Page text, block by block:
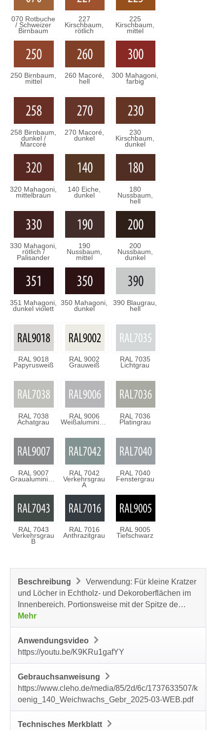
070 Rotbuche
/ Schweizer
Birnbaum
227
Kirschbaum,
rötlich
225
Kirschbaum,
mittel
250 Birnbaum,
mittel
260 Macoré,
hell
300 Mahagoni,
farbig
258 Birnbaum,
dunkel /
Marcoré
270 Macoré,
dunkel
230
Kirschbaum,
dunkel
320 Mahagoni,
mittelbraun
140 Eiche,
dunkel
180
Nussbaum,
hell
330 Mahagoni,
rötlich /
Palisander
190
Nussbaum,
mittel
200
Nussbaum,
dunkel
351 Mahagoni,
dunkel violett
350 Mahagoni,
dunkel
390 Blaugrau,
hell
RAL 9018
Papyrusweiß
RAL 9002
Grauweiß
RAL 7035
Lichtgrau
RAL 7038
Achatgrau
RAL 9006 RAL 7036
Platingrau
RAL 9007 RAL 7042
Verkehrsgrau
A
RAL 7040
Fenstergrau
RAL 7043
Verkehrsgrau
B
RAL 7016
Anthrazitgrau
RAL 9005
Tiefschwarz
Beschreibung
Verwendung: Für kleine Kratzer
und Löcher in Echtholz- und Dekoroberflächen im
Innenbereich. Portionsweise mit der Spitze de…
Mehr
Anwendungsvideo
https://youtu.be/K9KRu1gafYY
Gebrauchsanweisung
https://www.cleho.de/media/85/2d/6c/1737633507/k
oenig_140_Weichwachs_Gebr_2025-03-WEB.pdf
Technisches Merkblatt